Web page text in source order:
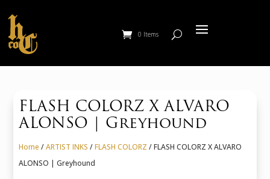
0 Items
FLASH COLORZ X ALVARO
ALONSO | Greyhound
Home /ARTIST INKS /FLASH COLORZ / FLASH COLORZ X ALVARO
ALONSO | Greyhound